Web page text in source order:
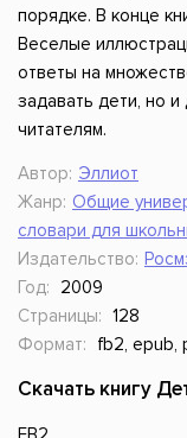
порядке. В конце
Веселые
ответы на
задавать дети, но
читателям.
Автор: Эллиот
Жанр: Общие
словари для
Издательство:
Год:
2009
Страницы: 128
Формат:
fb2, epub,
Скачать книгу